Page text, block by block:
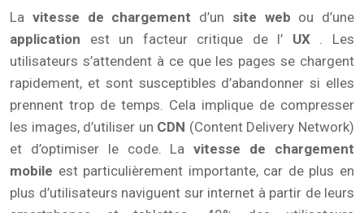
La vitesse de chargement d’un site web ou d’une
application est un facteur critique de l’ UX . Les
utilisateurs s’attendent à ce que les pages se chargent
rapidement, et sont susceptibles d’abandonner si elles
prennent trop de temps. Cela implique de compresser
les images, d’utiliser un CDN (Content Delivery Network)
et d’optimiser le code. Lavitesse de chargement
mobile est particulièrement importante, car de plus en
plus d’utilisateurs naviguent sur internet à partir de leurs